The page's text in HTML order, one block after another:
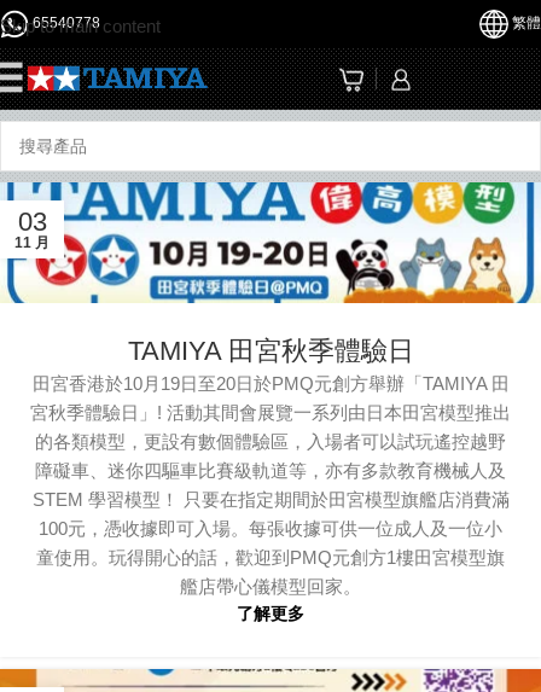
Skip to main content
65540778 繁體
03
11 月
TAMIYA 田宮秋季體驗日
田宮香港於10月19日至20日於PMQ元創方舉辦「TAMIYA 田
宮秋季體驗日」! 活動其間會展覽一系列由日本田宮模型推出
的各類模型，更設有數個體驗區，入場者可以試玩遙控越野
障礙車、迷你四驅車比賽級軌道等，亦有多款教育機械人及
STEM 學習模型！ 只要在指定期間於田宮模型旗艦店消費滿
100元，憑收據即可入場。每張收據可供一位成人及一位小
童使用。玩得開心的話，歡迎到PMQ元創方1樓田宮模型旗
艦店帶心儀模型回家。
了解更多